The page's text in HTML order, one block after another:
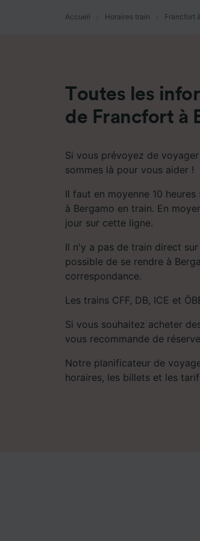
Accueil Horaires train Francfort
Toutes les
de Francfort à
Si vous prévoyez de
sommes là pour vous aider !
Il faut en moyenne 10
à Bergamo en train. En
jour sur cette ligne.
Il n'y a pas de train direct
possible de se rendre à
correspondance.
Les trains CFF, DB, ICE et
Si vous souhaitez acheter
vous recommande de
Notre planificateur de
horaires, les billets et les